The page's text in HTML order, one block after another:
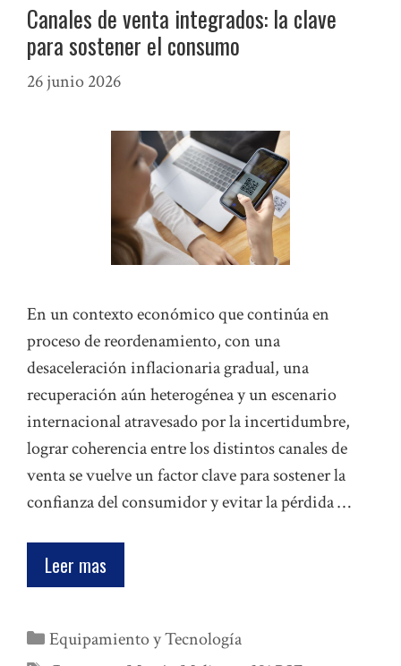
Canales de venta integrados: la clave
para sostener el consumo
26 junio 2026
En un contexto económico que continúa en
proceso de reordenamiento, con una
desaceleración inflacionaria gradual, una
recuperación aún heterogénea y un escenario
internacional atravesado por la incertidumbre,
lograr coherencia entre los distintos canales de
venta se vuelve un factor clave para sostener la
confianza del consumidor y evitar la pérdida …
Leer mas
Categorías
Equipamiento y Tecnología